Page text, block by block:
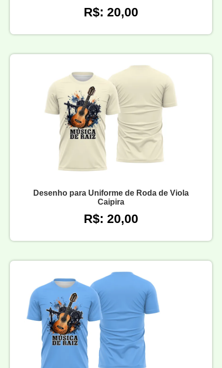
R$: 20,00
Desenho para Uniforme de Roda de Viola
Caipira
R$: 20,00